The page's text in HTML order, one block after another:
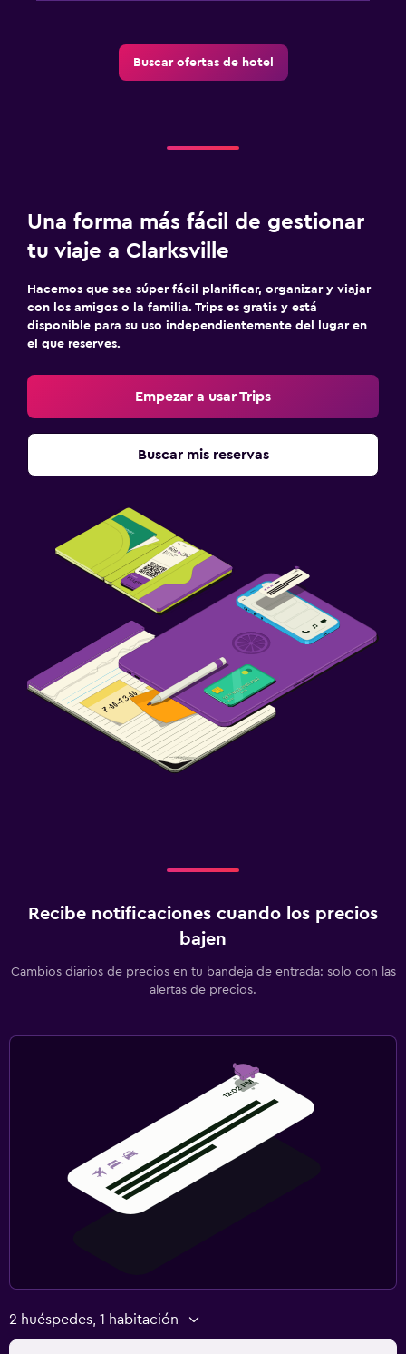
Buscar ofertas de hotel
Una forma más fácil de gestionar
tu viaje a Clarksville
Hacemos que sea súper fácil planificar, organizar y viajar
con los amigos o la familia. Trips es gratis y está
disponible para su uso independientemente del lugar en
el que reserves.
Empezar a usar Trips
Buscar mis reservas
Recibe notificaciones cuando los precios
bajen
Cambios diarios de precios en tu bandeja de entrada: solo con las
alertas de precios.
2 huéspedes, 1 habitación